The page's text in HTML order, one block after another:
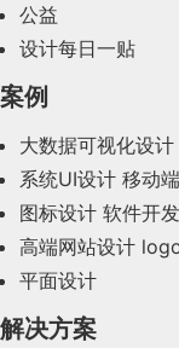
2023年10月
2023年8月(88)
2023年7月(62)
公益
设计每日一贴
案例
大数据可视化设计
系统UI设计 移动
图标设计 软件开发
高端网站设计
平面设计
解决方案